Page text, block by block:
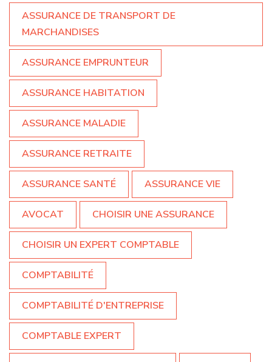
ASSURANCE DE TRANSPORT DE
MARCHANDISES
ASSURANCE EMPRUNTEUR
ASSURANCE HABITATION
ASSURANCE MALADIE
ASSURANCE RETRAITE
ASSURANCE SANTÉ ASSURANCE VIE
AVOCAT CHOISIR UNE ASSURANCE
CHOISIR UN EXPERT COMPTABLE
COMPTABILITÉ
COMPTABILITÉ D'ENTREPRISE
COMPTABLE EXPERT